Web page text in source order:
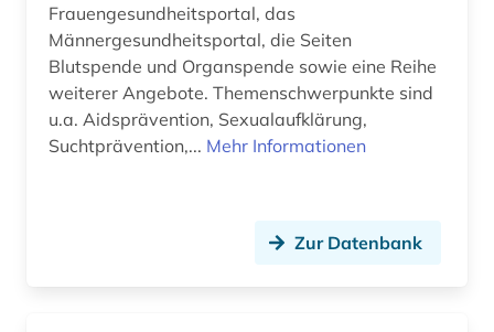
öffentliche forschung (1)
öffentliches gesundheitswesen (2)
Frauengesundheitsportal, das
Männergesundheitsportal, die Seiten
Blutspende und Organspende sowie eine Reihe
weiterer Angebote. Themenschwerpunkte sind
u.a. Aidsprävention, Sexualaufklärung,
Suchtprävention,... Mehr Informationen
Zur Datenbank